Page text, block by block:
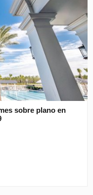
sobre plano en